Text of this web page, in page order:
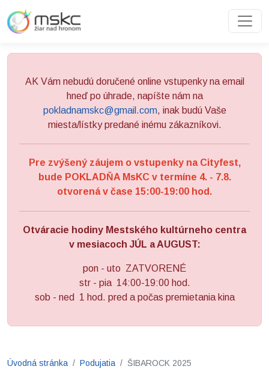
AK Vám nebudú doručené online vstupenky na email
hneď po úhrade, napíšte nám na
pokladnamskc@gmail.com, inak budú Vaše
miesta/lístky predané inému zákazníkovi.
Pre zvýšený záujem o vstupenky na Cityfest,
bude POKLADŇA MsKC v termíne 4. - 7.8.
otvorená v čase 15:00-19:00 hod.
Otváracie hodiny Mestského kultúrneho centra
v mesiacoch JÚL a AUGUST:
pon - uto ZATVORENÉ
str - pia 14:00-19:00 hod.
sob - ned 1 hod. pred a počas premietania kina
Úvodná stránka Podujatia ŠIBAROCK 2025